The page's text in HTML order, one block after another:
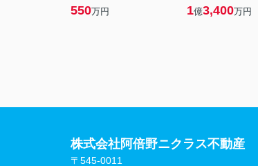
550万円 1億3,400万円
株式会社阿倍野ニクラス不動産
〒545-0011